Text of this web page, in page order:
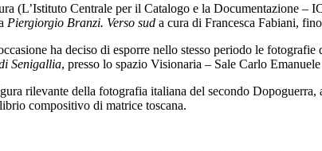
(L’Istituto Centrale per il Catalogo e la Documentazione
Piergiorgio Branzi. Verso sud a cura di Francesca Fabiani,
ha deciso di esporre nello stesso periodo le fotografie
Senigallia, presso lo spazio Visionaria – Sale Carlo
rilevante della fotografia italiana del secondo
compositivo di matrice toscana.